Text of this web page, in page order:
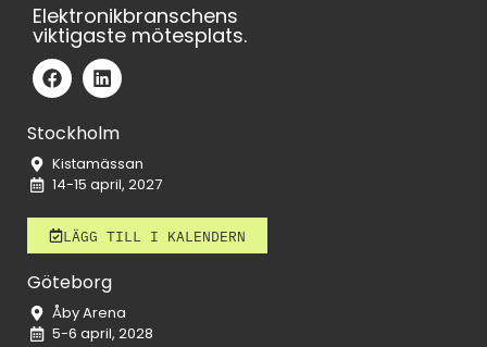
Elektronikbranschens
viktigaste mötesplats.
Stockholm
Kistamässan
14-15 april, 2027
LÄGG TILL I KALENDERN
Göteborg
Åby Arena
5-6 april, 2028